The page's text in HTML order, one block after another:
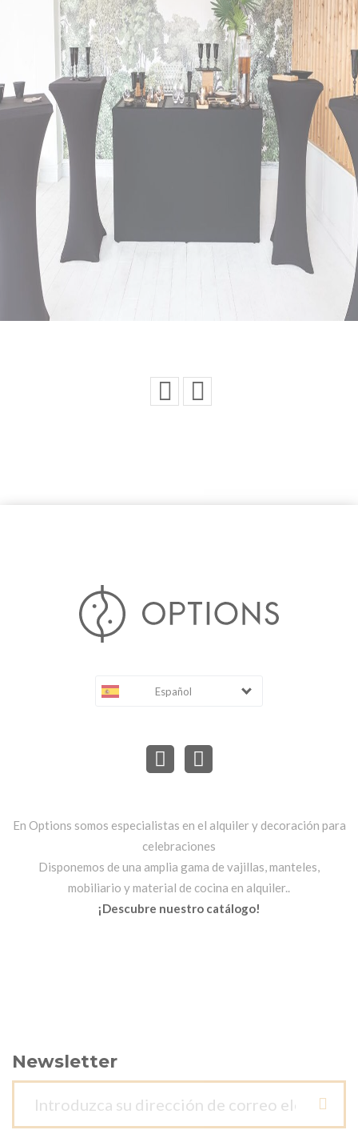
Español
En Options somos especialistas en el alquiler y decoración para
celebraciones
Disponemos de una amplia gama de vajillas, manteles,
mobiliario y material de cocina en alquiler..
¡Descubre nuestro catálogo!
Newsletter